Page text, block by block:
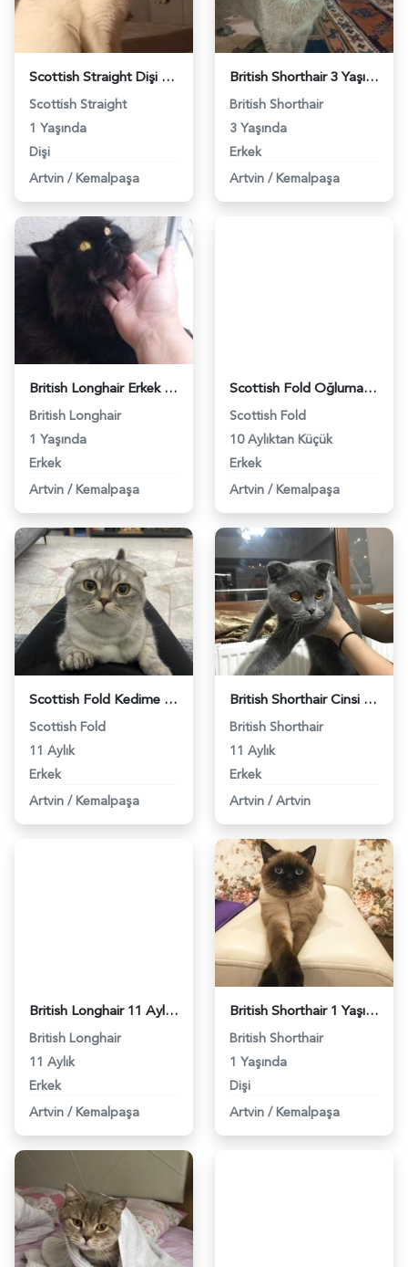
Scottish Straight Dişi Kedime Eş Arıyorum - 1056
Scottish Straight
1 Yaşında
Dişi
Artvin / Kemalpaşa
British Shorthair 3 Yaşında Kızgınlıkta - 1740
British Shorthair
3 Yaşında
Erkek
Artvin / Kemalpaşa
British Longhair Erkek Kedime Eş Arıyorum - 2455
British Longhair
1 Yaşında
Erkek
Artvin / Kemalpaşa
Scottish Fold Oğluma Acil Eş Arıyoruz - 3120
Scottish Fold
10 Aylıktan Küçük
Erkek
Artvin / Kemalpaşa
Scottish Fold Kedime Eş Arıyorum - 4926
Scottish Fold
11 Aylık
Erkek
Artvin / Kemalpaşa
British Shorthair Cinsi Oğluma Eş Arıyorum - 5885
British Shorthair
11 Aylık
Erkek
Artvin / Artvin
British Longhair 11 Aylık Oğluma Eş Arıyorum - 6317
British Longhair
11 Aylık
Erkek
Artvin / Kemalpaşa
British Shorthair 1 Yaşında Oğluma Eş Arıyorum - 7270
British Shorthair
1 Yaşında
Dişi
Artvin / Kemalpaşa